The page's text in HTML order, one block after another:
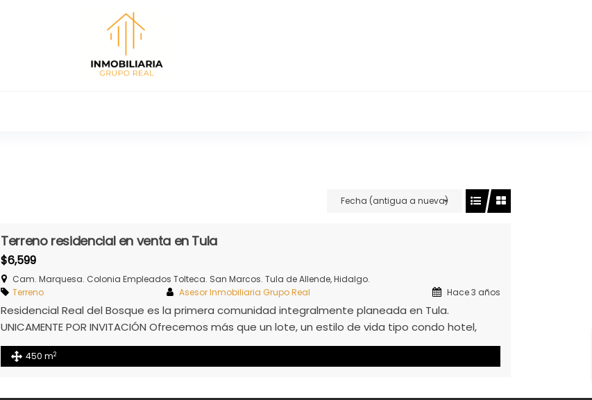
Fecha (antigua a nueva)
Terreno residencial en venta en Tula
$6,599
Cam. Marquesa. Colonia Empleados Tolteca. San Marcos. Tula de Allende, Hidalgo.
Terreno
Asesor Inmobiliaria Grupo Real Hace 3 años
Residencial Real del Bosque es la primera comunidad integralmente planeada en Tula.
UNICAMENTE POR INVITACIÓN Ofrecemos más que un lote, un estilo de vida tipo condo hotel,
contamos con Campo de Golf, Spa, Alberca y Jacuzzi, Restaurante y Bar, Pool Bar, Pista para
correr, Parque para Perros, campo de Futbolito, Volleyball, Badminton y muchas mas […]
450 m2